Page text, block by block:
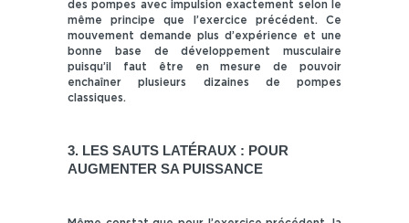
des pompes avec impulsion exactement selon le
même principe que l’exercice précédent. Ce
mouvement demande plus d’expérience et une
bonne base de développement musculaire
puisqu’il faut être en mesure de pouvoir
enchaîner plusieurs dizaines de pompes
classiques.
3. LES SAUTS LATÉRAUX : POUR
AUGMENTER SA PUISSANCE